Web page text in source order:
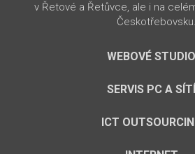
v Řetové a Řetůvce, ale i na
Českotřebovsku.
WEBOVÉ STUDIO
SERVIS PC A SÍTÍ
ICT